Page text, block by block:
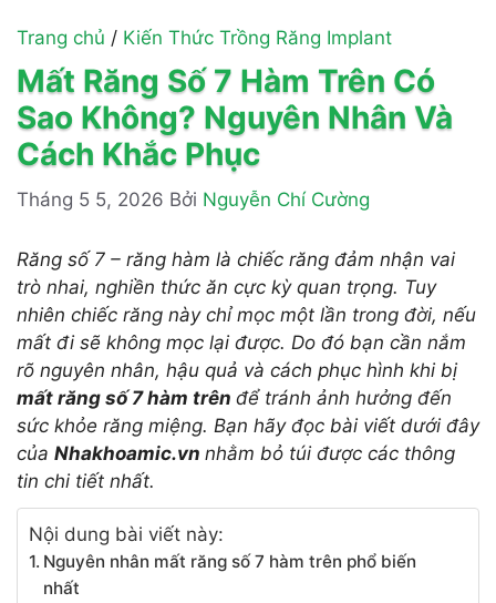
Trang chủ / Kiến Thức Trồng Răng Implant
Mất Răng Số 7 Hàm Trên Có
Sao Không? Nguyên Nhân Và
Cách Khắc Phục
Tháng 5 5, 2026 Bởi Nguyễn Chí Cường
Răng số 7 – răng hàm là chiếc răng đảm nhận vai
trò nhai, nghiền thức ăn cực kỳ quan trọng. Tuy
nhiên chiếc răng này chỉ mọc một lần trong đời, nếu
mất đi sẽ không mọc lại được. Do đó bạn cần nắm
rõ nguyên nhân, hậu quả và cách phục hình khi bị
mất răng số 7 hàm trên để tránh ảnh hưởng đến
sức khỏe răng miệng. Bạn hãy đọc bài viết dưới đây
của Nhakhoamic.vn nhằm bỏ túi được các thông
tin chi tiết nhất.
Nội dung bài viết này:
Nguyên nhân mất răng số 7 hàm trên phổ biến
nhất